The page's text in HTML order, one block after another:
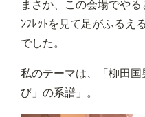
まさか、この会場でや
ﾝﾌﾚｯﾄを見て足がふるえ
でした。
私のテーマは、「柳田
び」の系譜」。